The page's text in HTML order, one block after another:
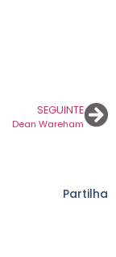
SEGUINTE
Dean Wareham
Partilha